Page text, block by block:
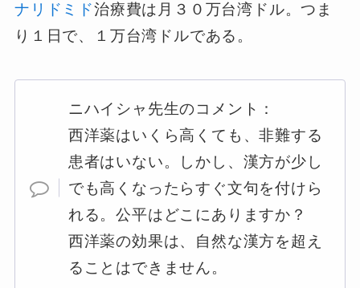
ナリドミド治療費は月３０万台湾ドル。つま
り１日で、１万台湾ドルである。
ニハイシャ先生のコメント：
西洋薬はいくら高くても、非難する
患者はいない。しかし、漢方が少し
でも高くなったらすぐ文句を付けら
れる。公平はどこにありますか？
西洋薬の効果は、自然な漢方を超え
ることはできません。